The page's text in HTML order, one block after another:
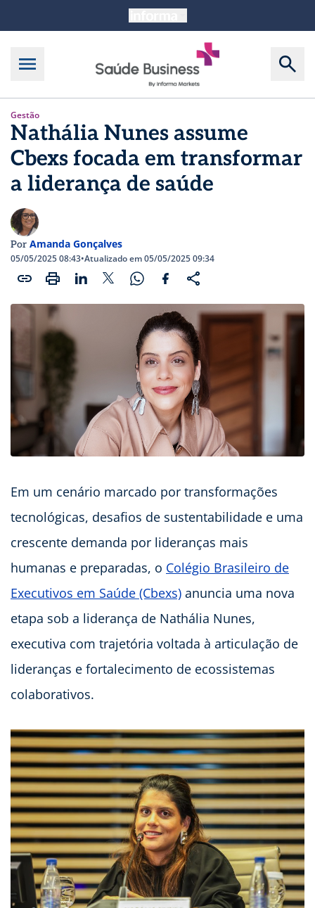
Gestão
Nathália Nunes assume
Cbexs focada em transformar
a liderança de saúde
Por Amanda Gonçalves
05/05/2025 08:43•Atualizado em 05/05/2025 09:34
Em um cenário marcado por transformações
tecnológicas, desafios de sustentabilidade e uma
crescente demanda por lideranças mais
humanas e preparadas, o Colégio Brasileiro de
Executivos em Saúde (Cbexs) anuncia uma nova
etapa sob a liderança de Nathália Nunes,
executiva com trajetória voltada à articulação de
lideranças e fortalecimento de ecossistemas
colaborativos.